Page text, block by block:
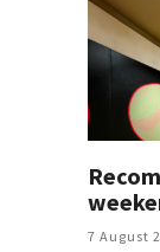
7 August